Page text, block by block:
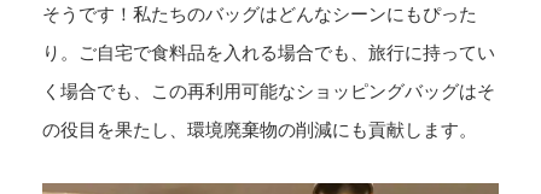
そうです！私たちのバッグはどんなシーンにもぴった
り。ご自宅で食料品を入れる場合でも、旅行に持ってい
く場合でも、この再利用可能なショッピングバッグはそ
の役目を果たし、環境廃棄物の削減にも貢献します。